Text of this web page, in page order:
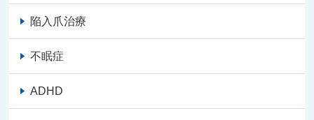
陥入爪治療
不眠症
ADHD